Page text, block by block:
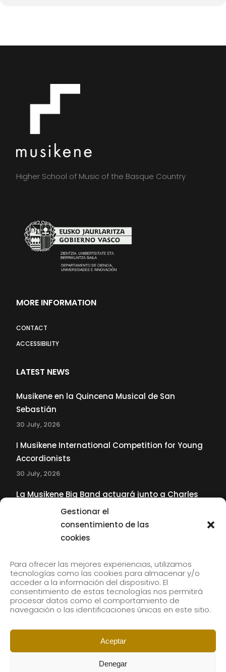
Gestionar el
consentimiento de las
cookies
Para ofrecer las mejores experiencias, utilizamos
tecnologías como las cookies para almacenar y/o
acceder a la información del dispositivo. El
consentimiento de estas tecnologías nos permitirá
procesar datos como el comportamiento de
navegación o las identificaciones únicas en este sitio.
Aceptar
Denegar
Higher School of Music of the Basque Country
MORE INFORMATION
CONTACT
ACCESSIBILITY
LATEST NEWS
Musikene en la Quincena Musical de San
Sebastián
30 July, 2026
I Musikene International Competition for Young
Accordionists
30 July, 2026
La Musikene Big Band actuará junto a Charles
Tolliver en el 61 Jazzaldia
Subscribe to our newsletter to receive our news by
email.